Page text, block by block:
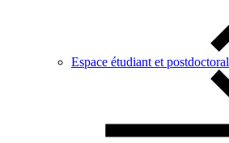
Espace étudiant et postdoctoral